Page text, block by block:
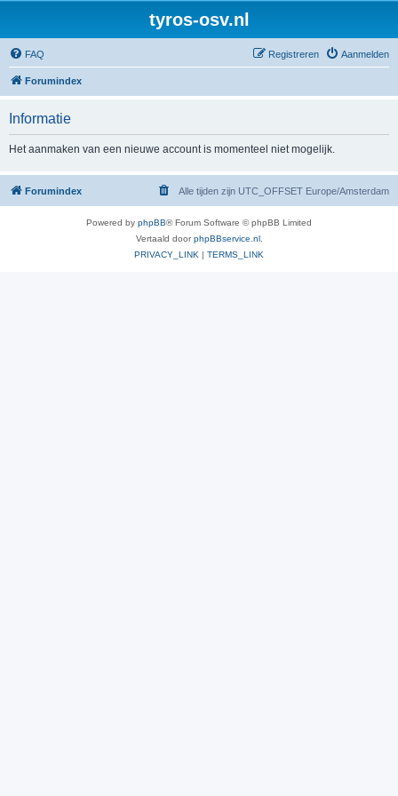
tyros-osv.nl
FAQ Aanmelden
Registreren
Forumindex
Informatie
Het aanmaken van een nieuwe account is momenteel niet mogelijk.
Forumindex Alle tijden zijn UTC_OFFSET Europe/Amsterdam
Powered by phpBB® Forum Software © phpBB Limited
Vertaald doorphpBBservice.nl.
PRIVACY_LINK | TERMS_LINK